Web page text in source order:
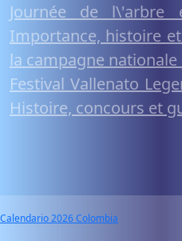
Journée de l\'arbre
Importance, histoire
la campagne
Festival Vallenato
Histoire, concours et
Calendario 2026 Colombia